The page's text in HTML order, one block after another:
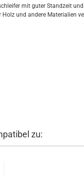
mit guter Standzeit
und andere Materialien
zu: